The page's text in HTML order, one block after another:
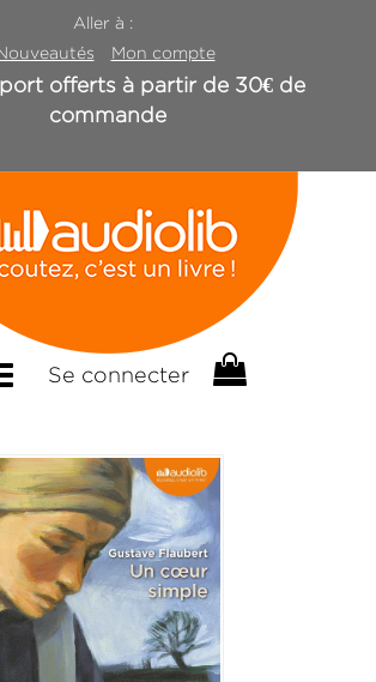
Aller à :
Mon compte
offerts à partir de 30€ de
commande
Se connecter